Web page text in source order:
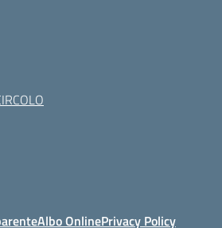
Albo OnlinePrivacy Policy